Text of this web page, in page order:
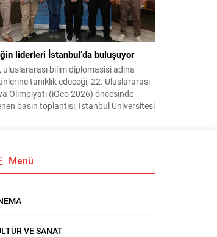
liderleri İstanbul’da buluşuyor
uluslararası bilim diplomasisi adına
tanıklık edeceği, 22. Uluslararası
Olimpiyatı (iGeo 2026) öncesinde
basın toplantısı, İstanbul Üniversitesi
yayın organlarının büyük ilgi
toplantıda, dünyanın en prestijli
Menü
VE SANAT